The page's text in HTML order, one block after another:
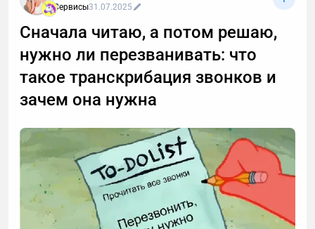
Сервисы31.07.2025
Сначала читаю, а потом решаю,
нужно ли перезванивать: что
такое транскрибация звонков и
зачем она нужна